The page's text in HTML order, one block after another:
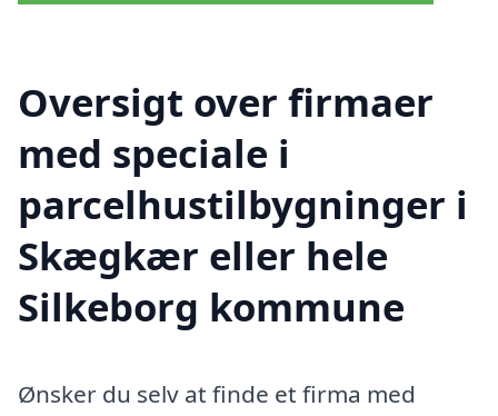
Oversigt over firmaer
med speciale i
parcelhustilbygninger i
Skægkær eller hele
Silkeborg kommune
Ønsker du selv at finde et firma med